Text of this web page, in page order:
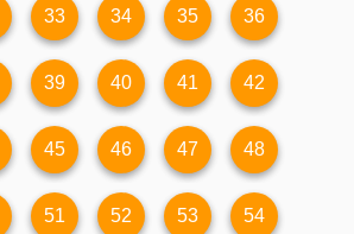
33 34 35 36
39 40 41 42
45 46 47 48
51 52 53 54